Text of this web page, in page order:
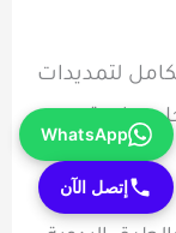
لتمديدات
سلامة
WhatsApp
إتصل الآن